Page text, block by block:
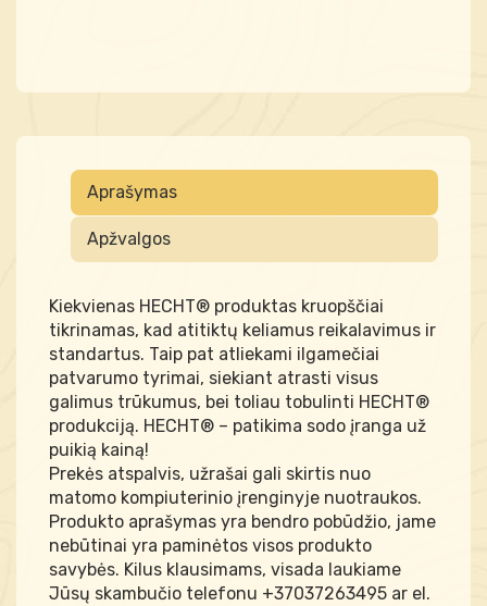
Aprašymas
Apžvalgos
Kiekvienas HECHT® produktas kruopščiai
tikrinamas, kad atitiktų keliamus reikalavimus ir
standartus. Taip pat atliekami ilgamečiai
patvarumo tyrimai, siekiant atrasti visus
galimus trūkumus, bei toliau tobulinti HECHT®
produkciją. HECHT® – patikima sodo įranga už
puikią kainą!
Prekės atspalvis, užrašai gali skirtis nuo
matomo kompiuterinio įrenginyje nuotraukos.
Produkto aprašymas yra bendro pobūdžio, jame
nebūtinai yra paminėtos visos produkto
savybės. Kilus klausimams, visada laukiame
Jūsų skambučio telefonu +37037263495 ar el.